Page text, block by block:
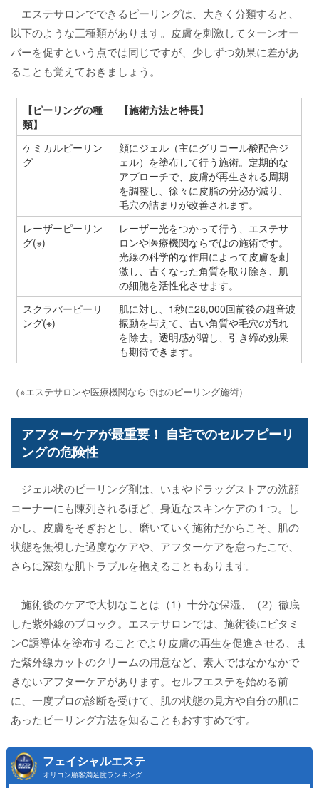
エステサロンでできるピーリングは、大きく分類すると、
以下のような三種類があります。皮膚を刺激してターンオー
バーを促すという点では同じですが、少しずつ効果に差があ
ることも覚えておきましょう。
【ピーリングの種
類】
【施術方法と特長】
ケミカルピーリン
グ
顔にジェル（主にグリコール酸配合ジ
ェル）を塗布して行う施術。定期的な
アプローチで、皮膚が再生される周期
を調整し、徐々に皮脂の分泌が減り、
毛穴の詰まりが改善されます。
レーザーピーリン
グ(※)
レーザー光をつかって行う、エステサ
ロンや医療機関ならではの施術です。
光線の科学的な作用によって皮膚を刺
激し、古くなった角質を取り除き、肌
の細胞を活性化させます。
スクラバーピーリ
ング(※)
肌に対し、1秒に28,000回前後の超音波
振動を与えて、古い角質や毛穴の汚れ
を除去。透明感が増し、引き締め効果
も期待できます。
（※エステサロンや医療機関ならではのピーリング施術）
アフターケアが最重要！ 自宅でのセルフピーリ
ングの危険性
ジェル状のピーリング剤は、いまやドラッグストアの洗顔
コーナーにも陳列されるほど、身近なスキンケアの１つ。し
かし、皮膚をそぎおとし、磨いていく施術だからこそ、肌の
状態を無視した過度なケアや、アフターケアを怠ったこで、
さらに深刻な肌トラブルを抱えることもあります。
施術後のケアで大切なことは（1）十分な保湿、（2）徹底
した紫外線のブロック。エステサロンでは、施術後にビタミ
ンC誘導体を塗布することでより皮膚の再生を促進させる、ま
た紫外線カットのクリームの用意など、素人ではなかなかで
きないアフターケアがあります。セルフエステを始める前
に、一度プロの診断を受けて、肌の状態の見方や自分の肌に
あったピーリング方法を知ることもおすすめです。
フェイシャルエステ
オリコン顧客満足度ランキング